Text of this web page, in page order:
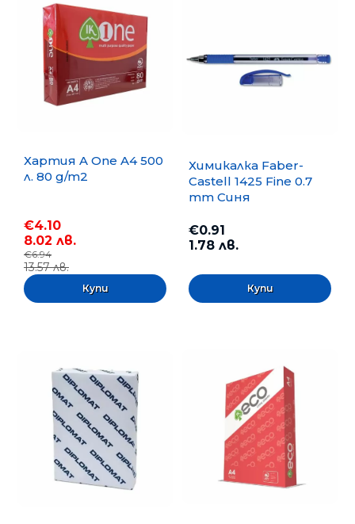
Хартия A One A4 500
л. 80 g/m2
€4.10
8.02 лв.
€6.94
13.57 лв.
Химикалка Faber-
Castell 1425 Fine 0.7
mm Синя
€0.91
1.78 лв.